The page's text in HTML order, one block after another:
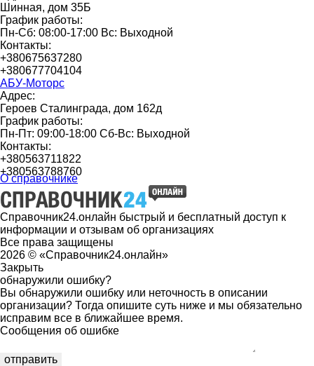
Шинная, дом 35Б
График работы:
Пн-Сб: 08:00-17:00 Вс: Выходной
Контакты:
+380675637280
+380677704104
АБУ-Моторс
Адрес:
Героев Сталинграда, дом 162д
График работы:
Пн-Пт: 09:00-18:00 Сб-Вс: Выходной
Контакты:
+380563711822
+380563788760
О справочнике
Справочник24.онлайн быстрый и бесплатный доступ к
информации и отзывам об организациях
Все права защищены
2026 © «Справочник24.онлайн»
Закрыть
обнаружили ошибку?
Вы обнаружили ошибку или неточность в описании
организации? Тогда опишите суть ниже и мы обязательно
исправим все в ближайшее время.
Сообщения об ошибке